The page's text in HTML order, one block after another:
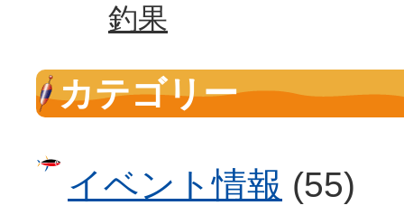
釣果
カテゴリー
イベント情報 (55)